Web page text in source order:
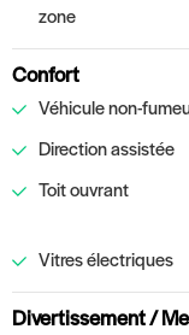
zone
Confort
Véhicule non-
Direction assistée
Toit ouvrant
Vitres électriques
Divertissement /